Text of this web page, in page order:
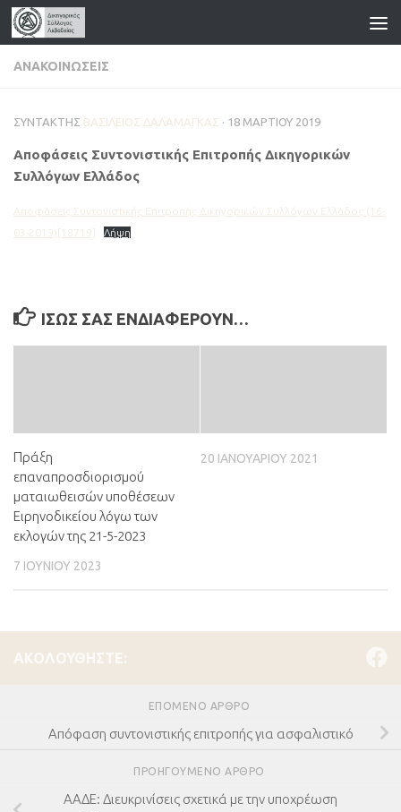
Skip to content
ΑΝΑΚΟΙΝΏΣΕΙΣ
ΣΥΝΤΆΚΤΗΣ ΒΑΣΊΛΕΙΟΣ ΔΑΛΑΜΆΓΚΑΣ · 18 ΜΑΡΤΊΟΥ 2019
Αποφάσεις Συντονιστικής Επιτροπής Δικηγορικών
Συλλόγων Ελλάδος
Αποφάσεις Συντονιστικής Επιτροπής Δικηγορικών Συλλόγων Ελλάδος (16-
03-2019)[18719]
Λήψη
ΊΣΩΣ ΣΑΣ ΕΝΔΙΑΦΈΡΟΥΝ…
Πράξη
επαναπροσδιορισμού
ματαιωθεισών υποθέσεων
Ειρηνοδικείου λόγω των
εκλογών της 21-5-2023
7 ΙΟΥΝΊΟΥ 2023
20 ΙΑΝΟΥΑΡΊΟΥ 2021
ΑΚΟΛΟΥΘΉΣΤΕ:
ΕΠΌΜΕΝΟ ΆΡΘΡΟ
Απόφαση συντονιστικής επιτροπής για ασφαλιστικό
ΠΡΟΗΓΟΎΜΕΝΟ ΆΡΘΡΟ
ΑΑΔΕ: Διευκρινίσεις σχετικά με την υποχρέωση